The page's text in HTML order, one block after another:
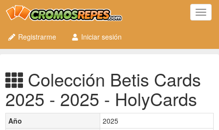
Registrarme
Iniciar sesión
Colección Betis Cards
2025 - 2025 - HolyCards
Año
2025